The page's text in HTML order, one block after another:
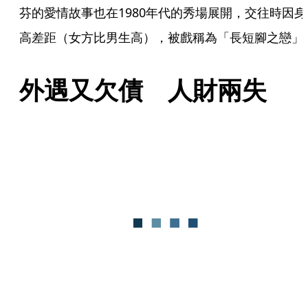
芬的愛情故事也在1980年代的秀場展開，交往時因身
高差距（女方比男生高），被戲稱為「長短腳之戀」
外遇又欠債　人財兩失